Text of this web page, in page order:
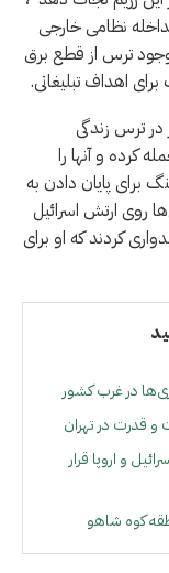
نظامی خارجی
وجود ترس از قطع برق
اهداف تبلیغاتی.
در ترس زندگی
کرده و آنها را
برای پایان دادن به
روی ارتش اسرائیل
کردند که او برای
در غرب کشور
و قدرت در تهران
و اروپا قرار
کوه شاهو